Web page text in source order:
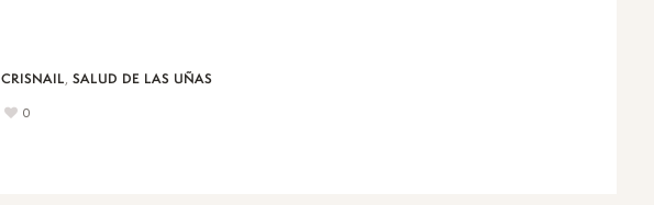
CRISNAIL, SALUD DE LAS UÑAS
0